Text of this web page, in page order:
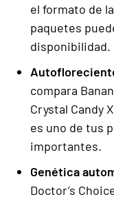
el formato de
paquetes
disponibilidad.
compara
Crystal Candy
es uno de tus
importantes.
Genética
Doctor’s